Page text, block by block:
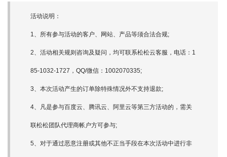
活动说明：
1、所有参与活动的客户、网站、产品等须合法合规;
2、活动相关规则咨询及疑问，均可联系松松云客服，电话：1
85-1032-1727，QQ/微信：1002070335;
3、本次活动产生的订单除特殊情况外不支持退款;
4、凡是参与百度云、腾讯云、阿里云等第三方活动的，需关
联松松团队代理商帐户方可参与;
5、对于通过恶意注册或其他不正当手段在本次活动中进行非